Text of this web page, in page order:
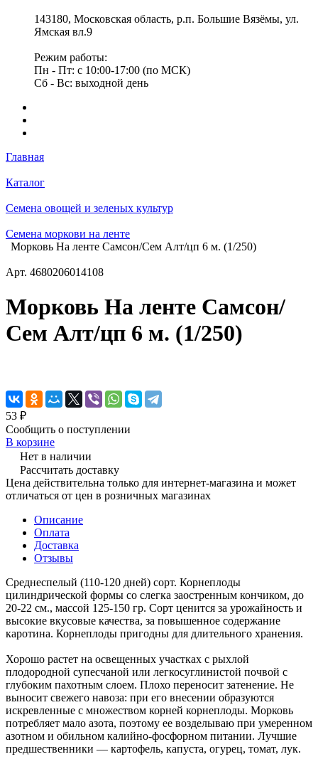
143180, Московская область, р.п. Большие Вязёмы, ул.
Ямская вл.9
Режим работы:
Пн - Пт: с 10:00-17:00 (по МСК)
Сб - Вс: выходной день
Главная
Каталог
Семена овощей и зеленых культур
Семена моркови на ленте
Морковь На ленте Самсон/Сем Алт/цп 6 м. (1/250)
Арт. 4680206014108
Морковь На ленте Самсон/
Сем Алт/цп 6 м. (1/250)
53 ₽
Сообщить о поступлении
В корзине
Нет в наличии
Рассчитать доставку
Цена действительна только для интернет-магазина и может
отличаться от цен в розничных магазинах
Описание
Оплата
Доставка
Отзывы
Среднеспелый (110-120 дней) сорт. Корнеплоды
цилиндрической формы со слегка заостренным кончиком, до
20-22 см., массой 125-150 гр. Сорт ценится за урожайность и
высокие вкусовые качества, за повышенное содержание
каротина. Корнеплоды пригодны для длительного хранения.
Хорошо растет на освещенных участках с рыхлой
плодородной супесчаной или легкосуглинистой почвой с
глубоким пахотным слоем. Плохо переносит затенение. Не
выносит свежего навоза: при его внесении образуются
искревленные с множеством корней корнеплоды. Морковь
потребляет мало азота, поэтому ее возделываю при умеренном
азотном и обильном калийно-фосфорном питании. Лучшие
предшественники — картофель, капуста, огурец, томат, лук.